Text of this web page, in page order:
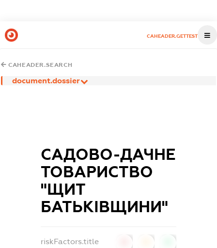
CAHEADER.GETTEST
CAHEADER.SEARCH
document.dossier
САДОВО-ДАЧНЕ
ТОВАРИСТВО
"ЩИТ
БАТЬКІВЩИНИ"
riskFactors.title